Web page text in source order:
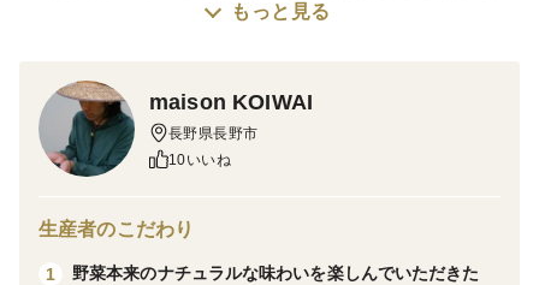
香りと旨味を感じられます。シンプルに小麦だけの商品
で、もちろん添加物・保存料・着色料・化学調味料も不
使用です。
【水量とお米を通常通りセットしたら、お好みの量を入
もっと見る
maison KOIWAI
長野県長野市
10いいね
生産者のこだわり
1
野菜本来のナチュラルな味わいを楽しんでいただきた